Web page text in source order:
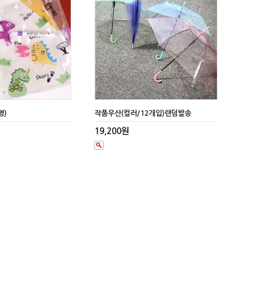
) 작품우산(컬러/12개입)랜덤발송
19,200원